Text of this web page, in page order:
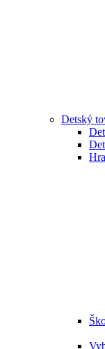
Detský